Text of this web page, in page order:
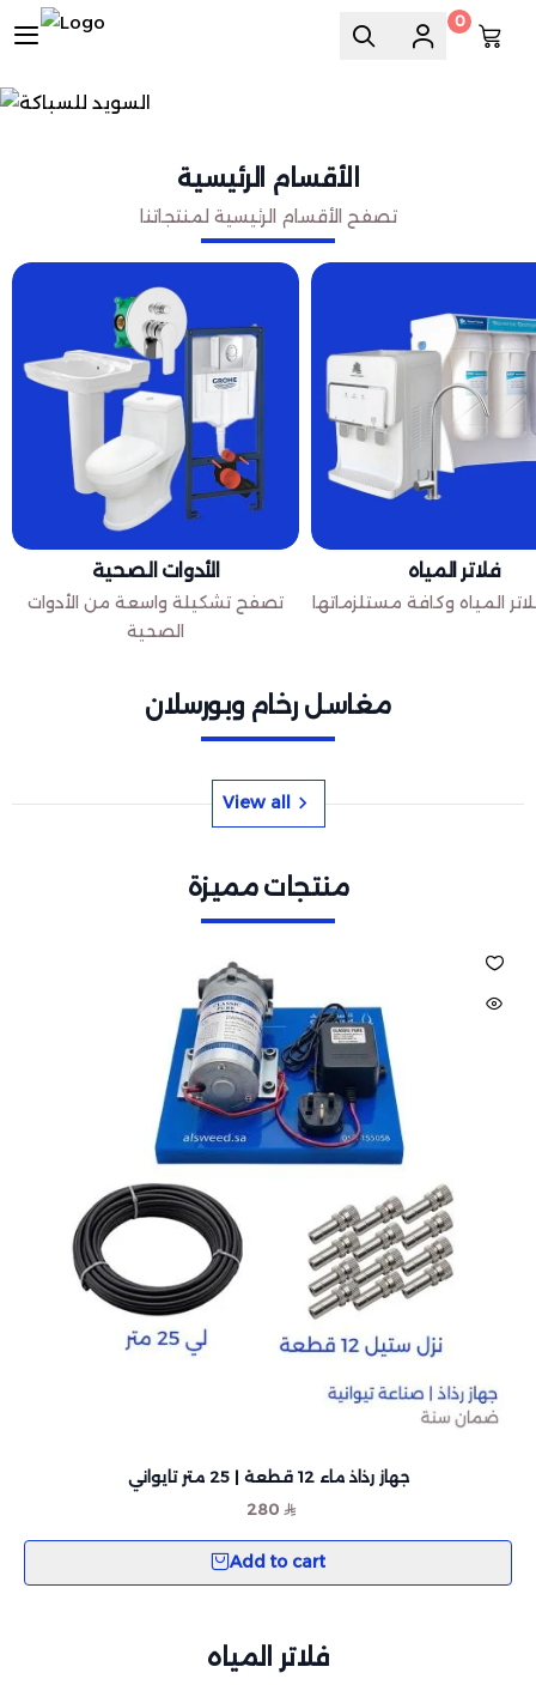
0
الأقسام الرئيسية
تصفح الأقسام الرئيسية لمنتجاتنا
الأدوات الصحية
تصفح تشكيلة واسعة من الأدوات
الصحية
فلاتر المياه
المياه وكافة مستلزماتها
مغاسل رخام وبورسلان
View all
منتجات مميزة
جهاز رذاذ ماء 12 قطعة | 25 متر تايواني
280
Add to cart
فلاتر المياه